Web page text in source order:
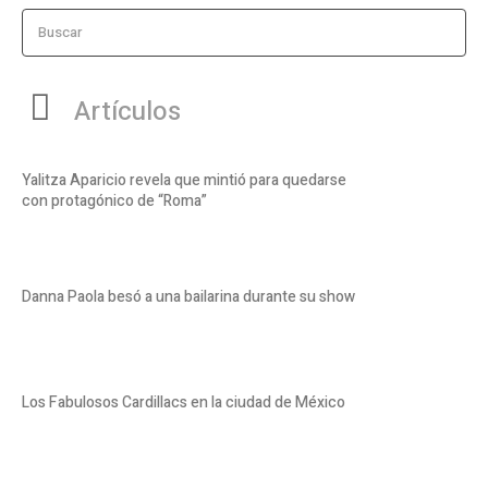
Buscar
Artículos
Yalitza Aparicio revela que mintió para quedarse
con protagónico de “Roma”
Danna Paola besó a una bailarina durante su show
Los Fabulosos Cardillacs en la ciudad de México